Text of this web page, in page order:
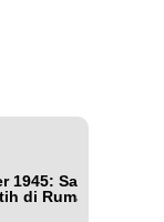
1945: Samarinda dan
di Rumah